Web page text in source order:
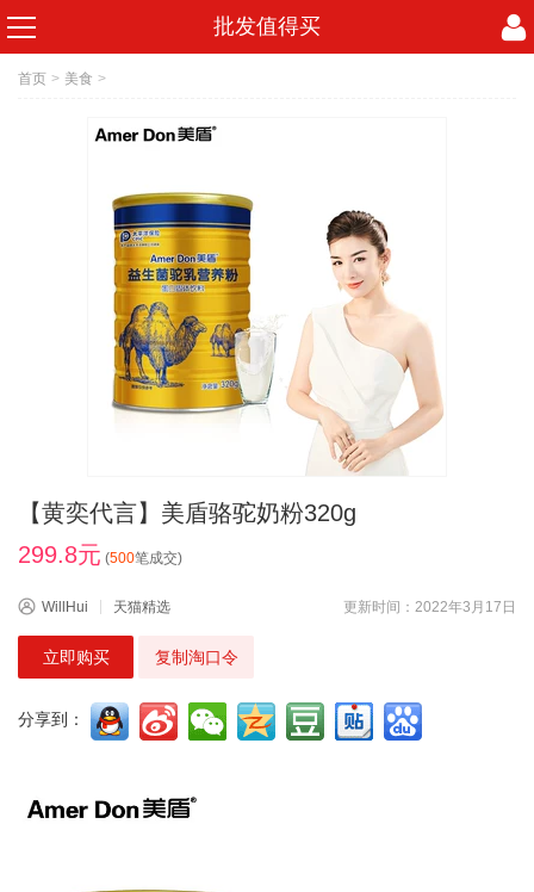
批发值得买
首页 > 美食 >
【黄奕代言】美盾骆驼奶粉320g
299.8元 (500笔成交)
WillHui 天猫精选 更新时间：2022年3月17日
立即购买 复制淘口令
分享到：